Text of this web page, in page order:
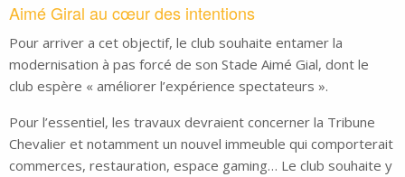
Aimé Giral au cœur des intentions
Pour arriver a cet objectif, le club souhaite entamer la
modernisation à pas forcé de son Stade Aimé Gial, dont le
club espère « améliorer l’expérience spectateurs ».
Pour l’essentiel, les travaux devraient concerner la Tribune
Chevalier et notamment un nouvel immeuble qui comporterait
commerces, restauration, espace gaming… Le club souhaite y